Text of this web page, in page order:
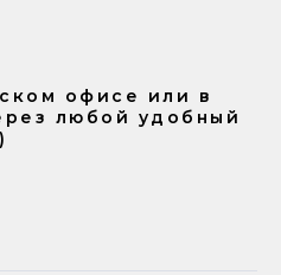
офисе или в
любой удобный